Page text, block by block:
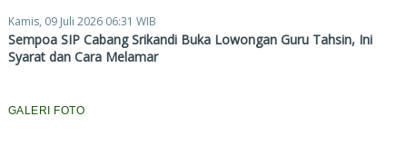
Kamis, 09 Juli 2026 06:31 WIB
Sempoa SIP Cabang Srikandi Buka Lowongan Guru Tahsin, Ini
Syarat dan Cara Melamar
GALERI FOTO